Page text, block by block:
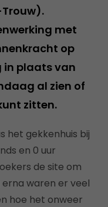
met
op
in plaats van
al zien of
zitten.
het gekkenhuis bij
en 0 uur
de site om
waren er veel
hoe het onweer